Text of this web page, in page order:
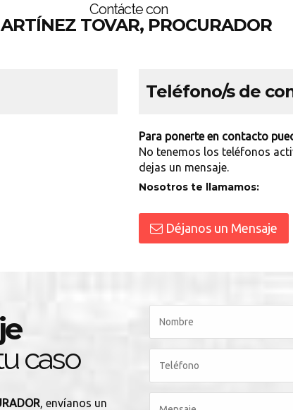
Contácte con
TOVAR, PROCURADOR
Teléfono/s de
Para ponerte en contacto
No tenemos los teléfonos
dejas un mensaje.
Nosotros te llamamos:
Déjanos un Mensaje
caso
, envíanos un